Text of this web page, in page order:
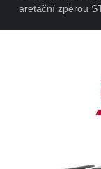
aretační zpěrou